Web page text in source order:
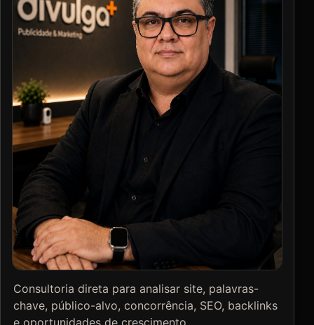
Consultoria direta para analisar site, palavras-
chave, público-alvo, concorrência, SEO, backlinks